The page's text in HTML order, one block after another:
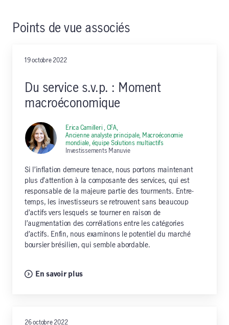
Points de vue associés
19 octobre 2022
Du service s.v.p. : Moment
macroéconomique
Erica Camilleri , CFA,
Ancienne analyste principale, Macroéconomie
mondiale, équipe Solutions multiactifs
Investissements Manuvie
Si l’inflation demeure tenace, nous portons maintenant
plus d’attention à la composante des services, qui est
responsable de la majeure partie des tourments. Entre-
temps, les investisseurs se retrouvent sans beaucoup
d’actifs vers lesquels se tourner en raison de
l’augmentation des corrélations entre les catégories
d’actifs. Enfin, nous examinons le potentiel du marché
boursier brésilien, qui semble abordable.
En savoir plus
26 octobre 2022